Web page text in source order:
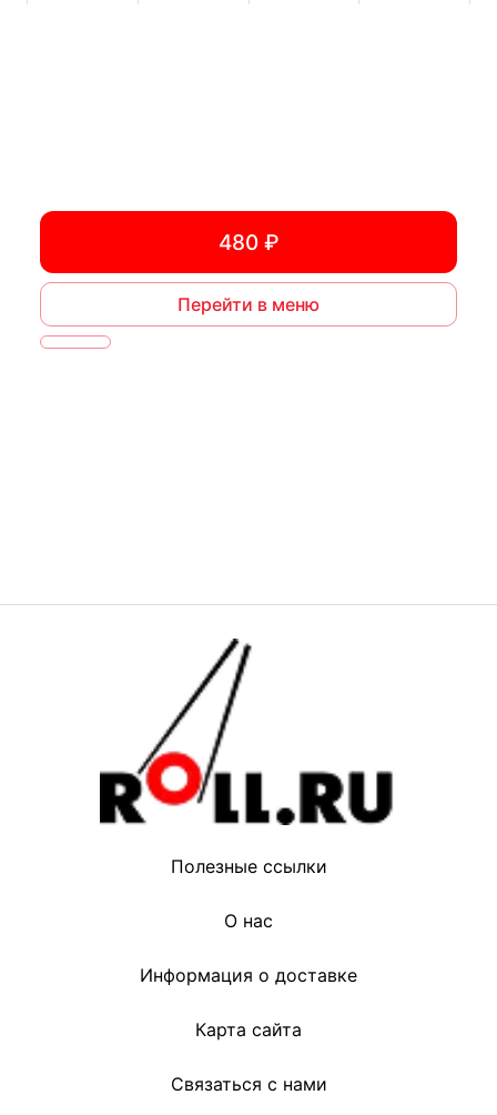
480 ₽
Перейти в меню
Полезные ссылки
О нас
Информация о доставке
Карта сайта
Связаться с нами